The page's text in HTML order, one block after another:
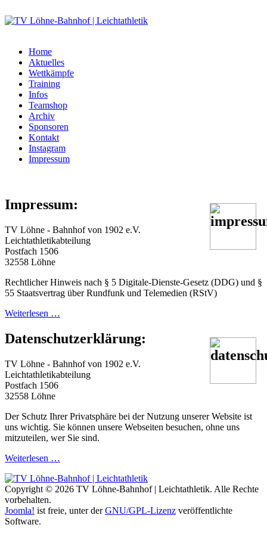
Home
Aktuelles
Wettkämpfe
Training
Infos
Teamshop
Archiv
Sponsoren
Kontakt
Instagram
Impressum
Impressum:
TV Löhne - Bahnhof von 1902 e.V.
Leichtathletikabteilung
Postfach 1506
32558 Löhne
Rechtlicher Hinweis nach § 5 Digitale-Dienste-Gesetz (DDG) und §
55 Staatsvertrag über Rundfunk und Telemedien (RStV)
Weiterlesen …
Datenschutzerklärung:
TV Löhne - Bahnhof von 1902 e.V.
Leichtathletikabteilung
Postfach 1506
32558 Löhne
Der Schutz Ihrer Privatsphäre bei der Nutzung unserer Website ist
uns wichtig. Sie können unsere Webseiten besuchen, ohne uns
mitzuteilen, wer Sie sind.
Weiterlesen …
Copyright © 2026 TV Löhne-Bahnhof | Leichtathletik. Alle Rechte
vorbehalten.
Joomla! ist freie, unter derGNU/GPL-Lizenz veröffentlichte
Software.